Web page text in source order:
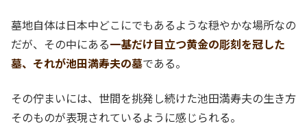
墓地自体は日本中どこにでもあるような穏やかな場所なの
だが、その中にある一基だけ目立つ黄金の彫刻を冠した
墓、それが池田満寿夫の墓である。
その佇まいには、世間を挑発し続けた池田満寿夫の生き方
そのものが表現されているように感じられる。